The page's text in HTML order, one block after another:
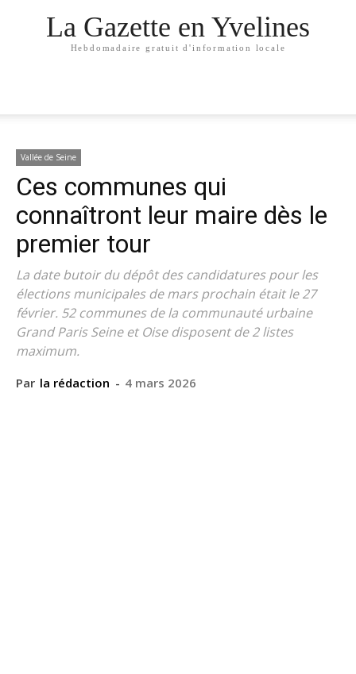
La Gazette en Yvelines
Hebdomadaire gratuit d'information locale
Vallée de Seine
Ces communes qui
connaîtront leur maire dès le
premier tour
La date butoir du dépôt des candidatures pour les
élections municipales de mars prochain était le 27
février. 52 communes de la communauté urbaine
Grand Paris Seine et Oise disposent de 2 listes
maximum.
Par la rédaction - 4 mars 2026